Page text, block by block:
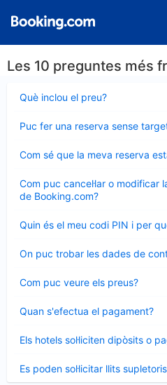
Les 10 preguntes més
Què inclou el preu?
tancat
Puc fer una reserva sense
tancat
Com sé que la meva reserva
tancat
Com puc cancel·lar o modificar
de Booking.com?
tancat
Quin és el meu codi PIN i per
tancat
On puc trobar les dades de
tancat
Com puc veure els preus?
tancat
Quan s'efectua el pagament?
tancat
Els hotels sol·liciten dipòsits o
tancat
Es poden sol·licitar llits
tancat